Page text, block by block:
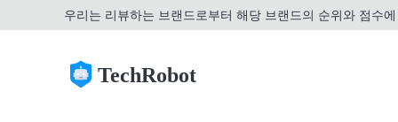
우리는 리뷰하는 브랜드로부터 해당 브랜드의 순위와 점수
TechRobot